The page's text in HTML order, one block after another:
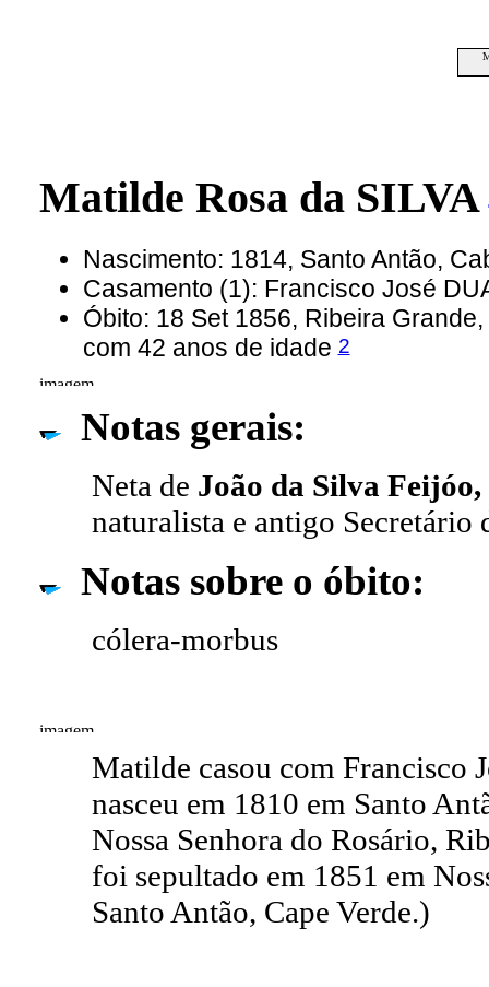
Matilde Rosa da SILVA
Nascimento: 1814, Santo Antão,
Casamento (1): Francisco José
Óbito: 18 Set 1856, Ribeira
com 42 anos de idade2
Notas gerais:
Neta de João da Silva Feijóo,
naturalista e antigo Secretário
Notas sobre o óbito:
cólera-morbus
Matilde casou com Francisco
nasceu em 1810 em Santo
Nossa Senhora do Rosário,
foi sepultado em 1851 em
Santo Antão, Cape Verde.)